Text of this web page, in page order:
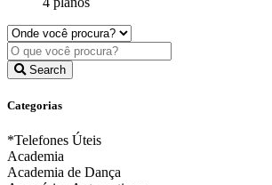
Search
Categorias
*Telefones Úteis
Academia
Academia de Dança